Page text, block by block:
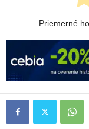
Priemerné